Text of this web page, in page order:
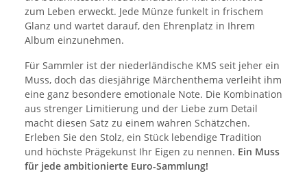
zum Leben erweckt. Jede Münze funkelt in frischem
Glanz und wartet darauf, den Ehrenplatz in Ihrem
Album einzunehmen.
Für Sammler ist der niederländische KMS seit jeher ein
Muss, doch das diesjährige Märchenthema verleiht ihm
eine ganz besondere emotionale Note. Die Kombination
aus strenger Limitierung und der Liebe zum Detail
macht diesen Satz zu einem wahren Schätzchen.
Erleben Sie den Stolz, ein Stück lebendige Tradition
und höchste Prägekunst Ihr Eigen zu nennen. Ein Muss
für jede ambitionierte Euro-Sammlung!